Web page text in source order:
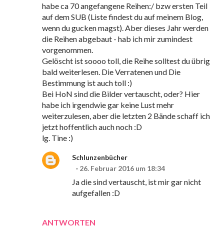
habe ca 70 angefangene Reihen:/ bzw ersten Teil
auf dem SUB (Liste findest du auf meinem Blog,
wenn du gucken magst). Aber dieses Jahr werden
die Reihen abgebaut - hab ich mir zumindest
vorgenommen.
Gelöscht ist soooo toll, die Reihe solltest du übrig
bald weiterlesen. Die Verratenen und Die
Bestimmung ist auch toll :)
Bei HoN sind die Bilder vertauscht, oder? Hier
habe ich irgendwie gar keine Lust mehr
weiterzulesen, aber die letzten 2 Bände schaff ich
jetzt hoffentlich auch noch :D
lg. Tine :)
ANTWORTEN
Schlunzenbücher
26. Februar 2016 um 18:34
Ja die sind vertauscht, ist mir gar nicht
aufgefallen :D